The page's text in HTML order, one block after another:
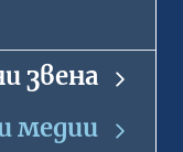
звена
медии